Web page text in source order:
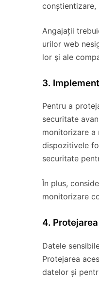
Angajații
urilor web
lor și ale
3.
Pentru a
securitate
monitorizare a
dispozitivele
securitate
În plus,
monitorizare
4.
Datele
Protejarea
datelor și